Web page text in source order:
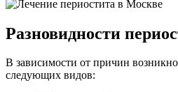
Разновидности
В зависимости от причин
следующих видов: